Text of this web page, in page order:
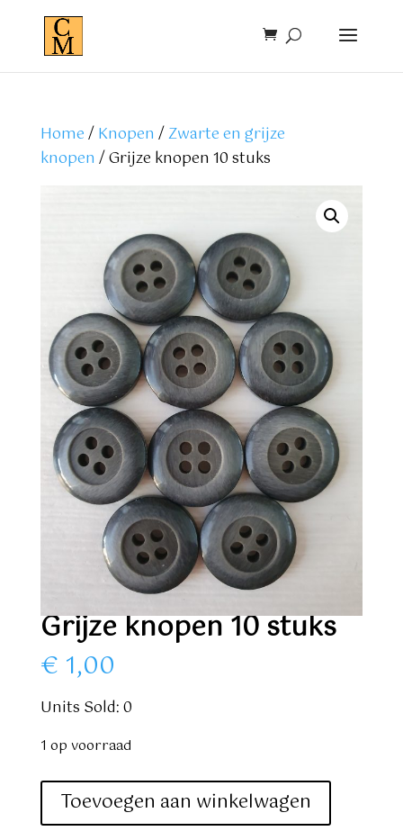
Home/Knopen /Zwarte en grijze
knopen / Grijze knopen 10 stuks
Grijze knopen 10 stuks
€ 1,00
Units Sold: 0
1 op voorraad
Grijze
knopen
Toevoegen aan winkelwagen